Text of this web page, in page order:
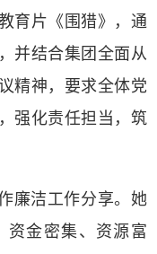
育片《围猎》，通
并结合集团全面从
精神，要求全体党
强化责任担当，筑
廉洁工作分享。她
资金密集、资源富